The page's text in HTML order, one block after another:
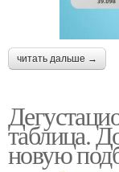
читать дальше →
таблица.
новую